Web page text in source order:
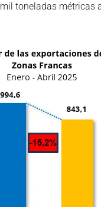
toneladas